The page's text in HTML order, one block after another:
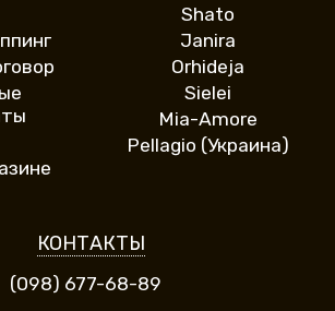
Shato
Janira
Orhideja
Sielei
Mia-Amore
Pellagio (Украина)
КОНТАКТЫ
(098) 677-68-89